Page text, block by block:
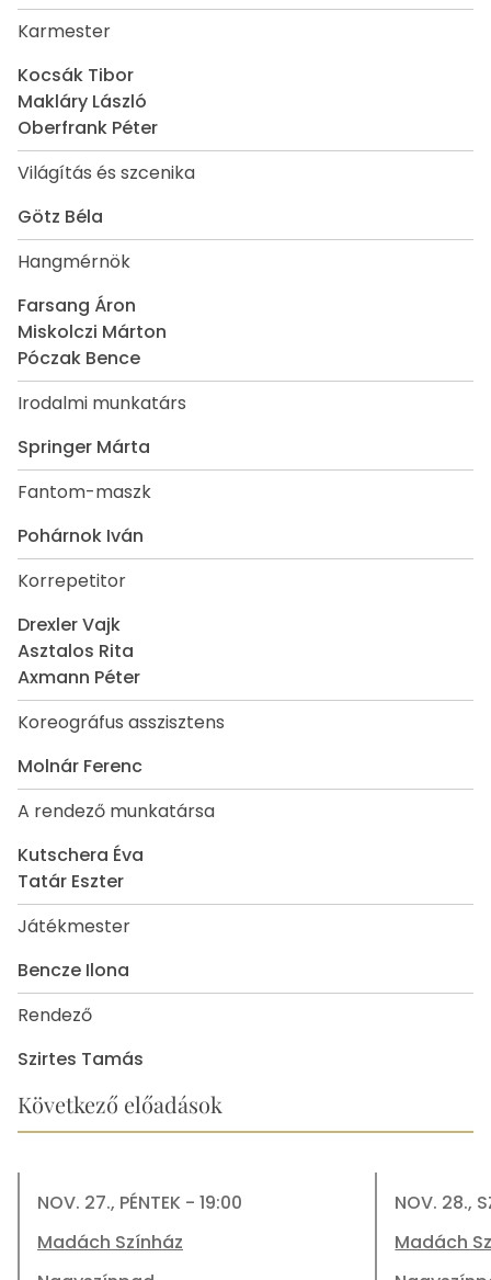
Karmester
Kocsák Tibor
Makláry László
Oberfrank Péter
Világítás és szcenika
Götz Béla
Hangmérnök
Farsang Áron
Miskolczi Márton
Póczak Bence
Irodalmi munkatárs
Springer Márta
Fantom-maszk
Pohárnok Iván
Korrepetitor
Drexler Vajk
Asztalos Rita
Axmann Péter
Koreográfus asszisztens
Molnár Ferenc
A rendező munkatársa
Kutschera Éva
Tatár Eszter
Játékmester
Bencze Ilona
Rendező
Szirtes Tamás
Következő előadások
NOV. 27., PÉNTEK - 19:00
Madách Színház
NOV. 28.,
Madách